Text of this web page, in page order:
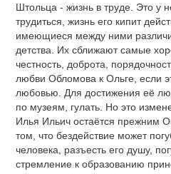
Штольца - жизнь в труде. Это у
трудиться, жизнь его кипит
имеющиеся между ними
детства. Их сближают самые
честность, доброта,
любви Обломова к Ольге, если
любовью. Для достижения её
по музеям, гулать. Но это
Илья Ильич остаётся прежним
том, что бездействие может
человека, разъесть его душу,
стремление к образованию